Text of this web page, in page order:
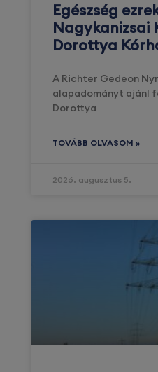
Egészség
Nagykanizsai
Dorottya
A Richter Gedeon
alapadományt ajánl
Dorottya
TOVÁBB OLVASOM »
2026. augusztus 5.